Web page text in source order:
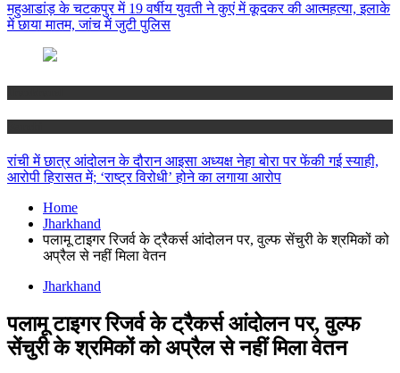
महुआडांड़ के चटकपुर में 19 वर्षीय युवती ने कुएं में कूदकर की आत्महत्या, इलाके
में छाया मातम, जांच में जुटी पुलिस
रांची में छात्र आंदोलन के दौरान आइसा अध्यक्ष नेहा बोरा पर फेंकी गई स्याही,
आरोपी हिरासत में; ‘राष्ट्र विरोधी’ होने का लगाया आरोप
Home
Jharkhand
पलामू टाइगर रिजर्व के ट्रैकर्स आंदोलन पर, वुल्फ सेंचुरी के श्रमिकों को
अप्रैल से नहीं मिला वेतन
Jharkhand
पलामू टाइगर रिजर्व के ट्रैकर्स आंदोलन पर, वुल्फ
सेंचुरी के श्रमिकों को अप्रैल से नहीं मिला वेतन